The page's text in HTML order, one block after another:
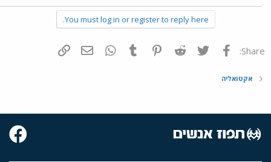
You must log in or register to reply here.
Share: פייסבוק Twitter
Reddit
Pinterest
Tumblr
WhatsAppדואר אלקטרוני
אקטואליה